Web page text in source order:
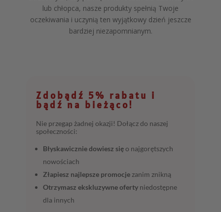
lub chłopca, nasze produkty spełnią Twoje
oczekiwania i uczynią ten wyjątkowy dzień jeszcze
bardziej niezapomnianym.
Zdobądź 5% rabatu i
bądź na bieżąco!
Nie przegap żadnej okazji! Dołącz do naszej
społeczności:
Błyskawicznie dowiesz sięo najgorętszych
nowościach
Złapiesz najlepsze promocje zanim znikną
Otrzymasz ekskluzywne oferty niedostępne
dla innych